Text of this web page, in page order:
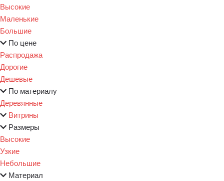
Высокие
Маленькие
Большие
По цене
Распродажа
Дорогие
Дешевые
По материалу
Деревянные
Витрины
Размеры
Высокие
Узкие
Небольшие
Материал